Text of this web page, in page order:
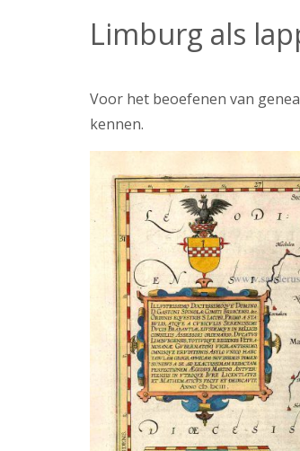
Limburg als
Voor het beoefenen van
kennen.